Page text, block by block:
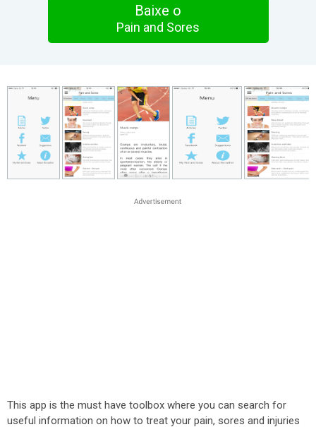
Baixe o
Pain and Sores
This app is the must have toolbox where you can search for
useful information on how to treat your pain, sores and injuries